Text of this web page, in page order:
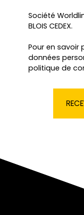
Société
BLOIS CEDEX.
Pour en savoir
données
politique de